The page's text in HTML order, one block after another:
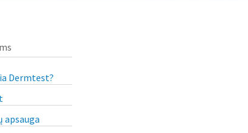
Dermtest?
apsauga